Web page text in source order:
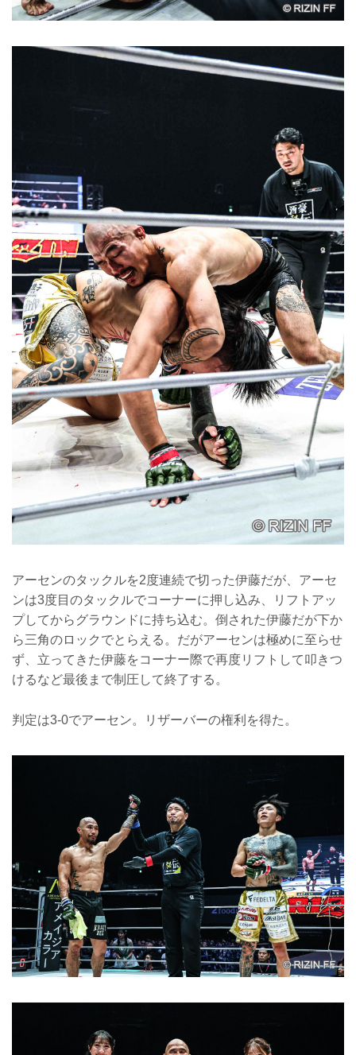
アーセンのタックルを2度連続で切った伊藤だが、アーセ
ンは3度目のタックルでコーナーに押し込み、リフトアッ
プしてからグラウンドに持ち込む。倒された伊藤だが下か
ら三角のロックでとらえる。だがアーセンは極めに至らせ
ず、立ってきた伊藤をコーナー際で再度リフトして叩きつ
けるなど最後まで制圧して終了する。
判定は3-0でアーセン。リザーバーの権利を得た。